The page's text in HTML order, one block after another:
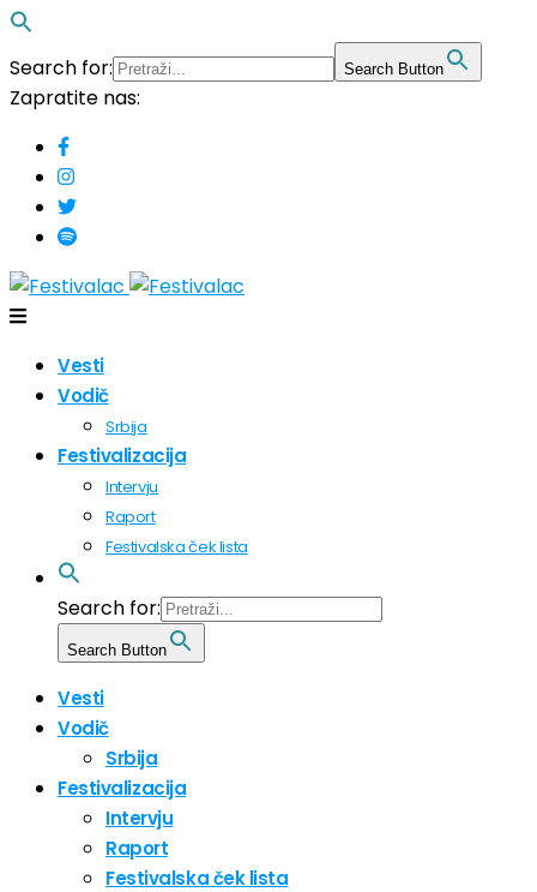
Search for: Search Button
Zapratite nas:
Vesti
Vodič
Srbija
Festivalizacija
Intervju
Raport
Festivalska ček lista
Search for:
Search Button
Vesti
Vodič
Srbija
Festivalizacija
Intervju
Raport
Festivalska ček lista